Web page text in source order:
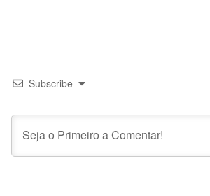
Subscribe